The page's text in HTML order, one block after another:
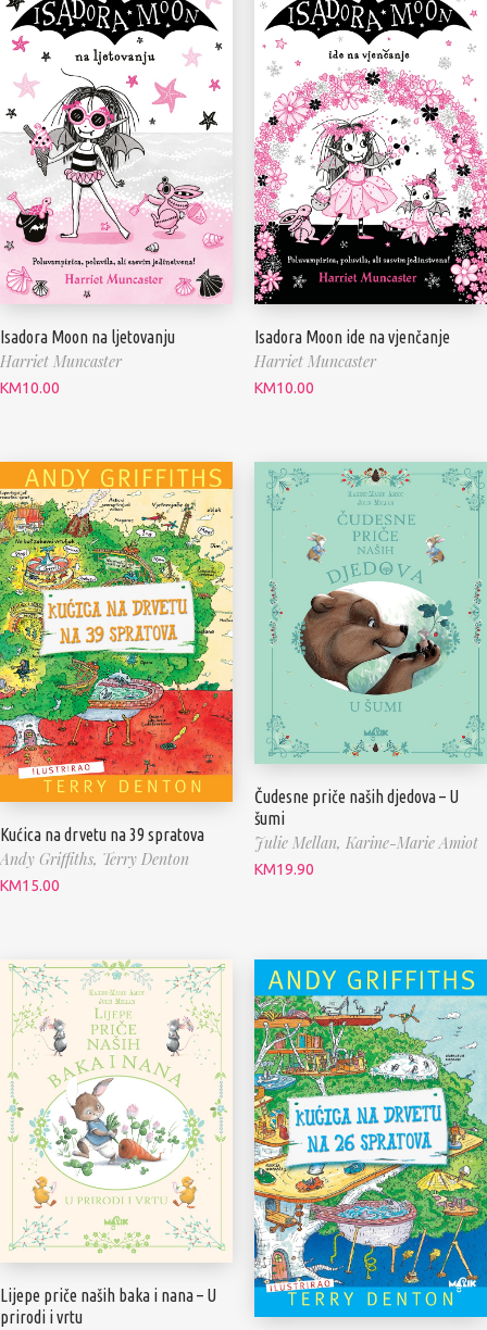
Isadora Moon na ljetovanju
Harriet Muncaster
KM10.00
Isadora Moon ide na vjenčanje
Harriet Muncaster
KM10.00
Kućica na drvetu na 39 spratova
Andy Griffiths, Terry Denton
KM15.00
Čudesne priče naših djedova – U
šumi
Julie Mellan, Karine-Marie Amiot
KM19.90
Lijepe priče naših baka i nana – U
prirodi i vrtu